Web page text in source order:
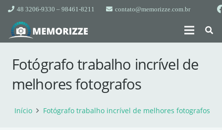
48 3206-9330 – 98461-8211 contato@memorizze.com.br
Fotógrafo trabalho incrível de
melhores fotografos
Início Fotógrafo trabalho incrível de melhores fotografos